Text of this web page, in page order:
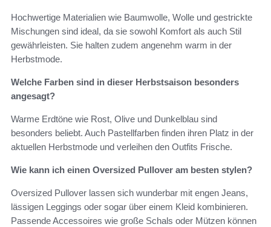
Hochwertige Materialien wie Baumwolle, Wolle und gestrickte
Mischungen sind ideal, da sie sowohl Komfort als auch Stil
gewährleisten. Sie halten zudem angenehm warm in der
Herbstmode.
Welche Farben sind in dieser Herbstsaison besonders
angesagt?
Warme Erdtöne wie Rost, Olive und Dunkelblau sind
besonders beliebt. Auch Pastellfarben finden ihren Platz in der
aktuellen Herbstmode und verleihen den Outfits Frische.
Wie kann ich einen Oversized Pullover am besten stylen?
Oversized Pullover lassen sich wunderbar mit engen Jeans,
lässigen Leggings oder sogar über einem Kleid kombinieren.
Passende Accessoires wie große Schals oder Mützen können